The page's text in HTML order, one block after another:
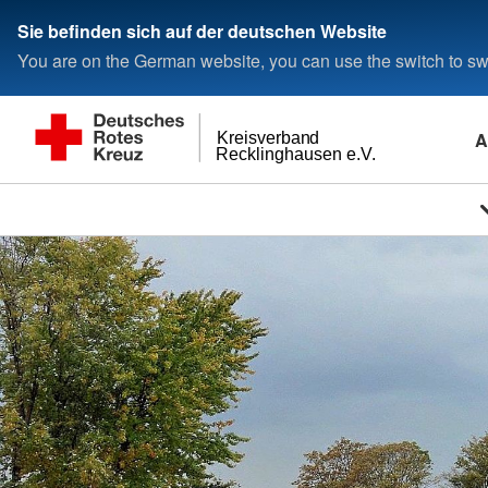
Sie befinden sich auf der deutschen Website
You are on the German website, you can use the switch to
Recklinghausen e.V.
Kreisverband